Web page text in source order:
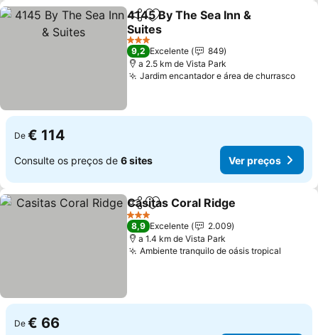
PartilharAdicionar aos favoritos
4145 By The Sea Inn &
Suites
3 Estrelas
9,2 Excelente
849
a 2.5 km de Vista Park
Jardim encantador e área de churrasco
De € 114
Consulte os preços de 6 sites Ver preços
PartilharAdicionar aos favoritos
Casitas Coral Ridge
3 Estrelas
8,9 Excelente
2.009
a 1.4 km de Vista Park
Ambiente tranquilo de oásis tropical
De € 66